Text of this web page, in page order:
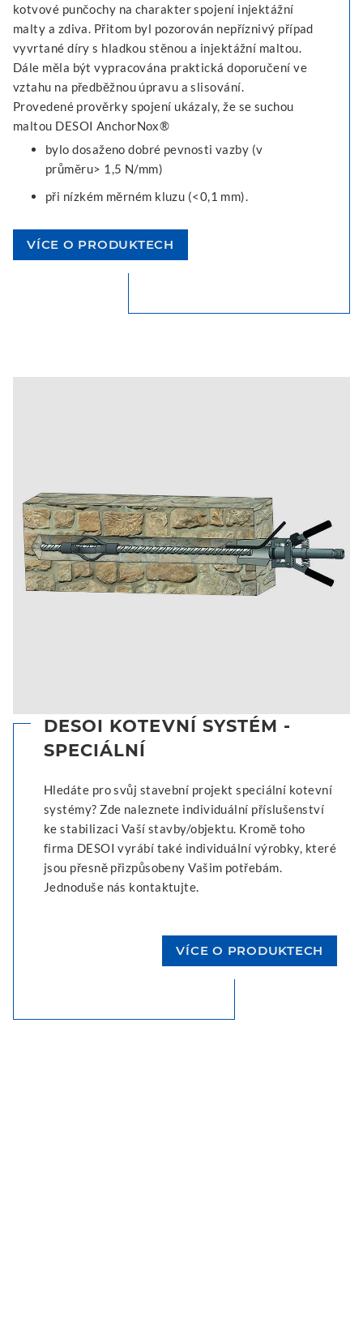
kotvové punčochy na charakter spojení injektážní
malty a zdiva. Přitom byl pozorován nepříznivý případ
vyvrtané díry s hladkou stěnou a injektážní maltou.
Dále měla být vypracována praktická doporučení ve
vztahu na předběžnou úpravu a slisování.
Provedené prověrky spojení ukázaly, že se suchou
maltou DESOI AnchorNox®
bylo dosaženo dobré pevnosti vazby (v
průměru> 1,5 N/mm)
při nízkém měrném kluzu (<0,1 mm).
VÍCE O PRODUKTECH
DESOI KOTEVNÍ SYSTÉM -
SPECIÁLNÍ
Hledáte pro svůj stavební projekt speciální kotevní
systémy? Zde naleznete individuální příslušenství
ke stabilizaci Vaší stavby/objektu. Kromě toho
firma DESOI vyrábí také individuální výrobky, které
jsou přesně přizpůsobeny Vašim potřebám.
Jednoduše nás kontaktujte.
VÍCE O PRODUKTECH